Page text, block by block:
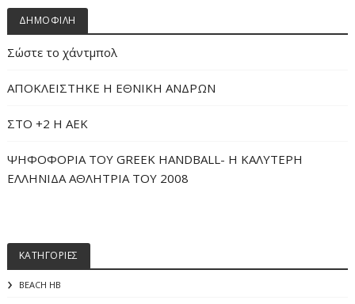
ΔΗΜΟΦΙΛΗ
Σώστε το χάντμπολ
ΑΠΟΚΛΕΙΣΤΗΚΕ Η ΕΘΝΙΚΗ ΑΝΔΡΩΝ
ΣΤΟ +2 Η ΑΕΚ
ΨΗΦΟΦΟΡΙΑ ΤΟΥ GREEK HANDBALL- H ΚΑΛΥΤΕΡΗ
ΕΛΛΗΝΙΔΑ ΑΘΛΗΤΡΙΑ ΤΟΥ 2008
ΚΑΤΗΓΟΡΙΕΣ
BEACH HB